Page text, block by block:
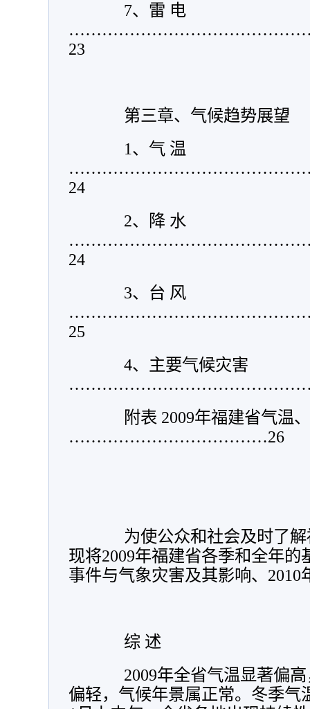
7、雷 电
23
第三章、气候趋势展望
1、气 温
24
2、降 水
24
3、台 风
25
4、主要气候灾害
附表 2009年福建省气温
………………………………26
为使公众和社会及时了解
现将2009年福建省各季和全年
事件与气象灾害及其影响、
综 述
2009年全省气温显著偏高
偏轻，气候年景属正常。冬季气